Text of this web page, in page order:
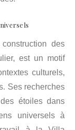
des
est un motif
culturels,
Ses recherches
étoiles dans
universels à